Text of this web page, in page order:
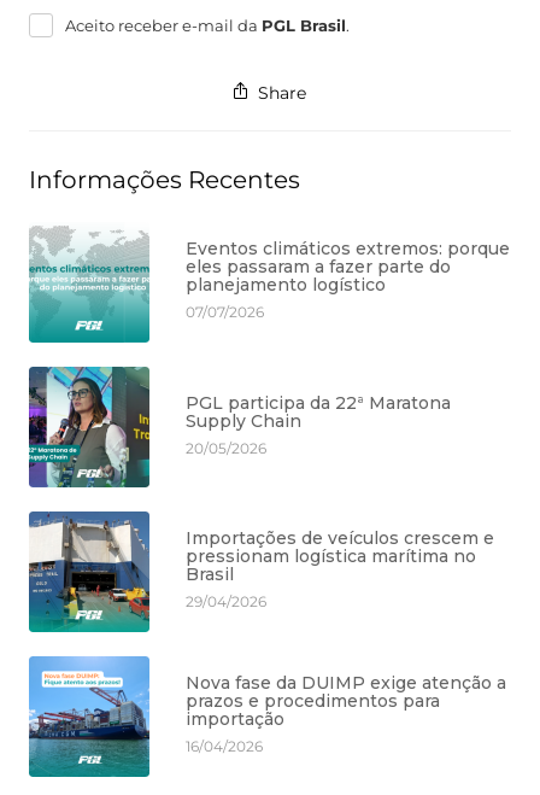
Aceito receber e-mail da PGL Brasil.
Share
Informações Recentes
Eventos climáticos extremos: porque
eles passaram a fazer parte do
planejamento logístico
07/07/2026
PGL participa da 22ª Maratona
Supply Chain
20/05/2026
Importações de veículos crescem e
pressionam logística marítima no
Brasil
29/04/2026
Nova fase da DUIMP exige atenção a
prazos e procedimentos para
importação
16/04/2026